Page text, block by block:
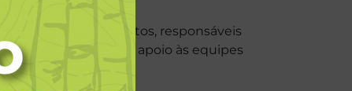
escoteiros adultos, responsáveis
suprimentos e no apoio às equipes
e de assistência.